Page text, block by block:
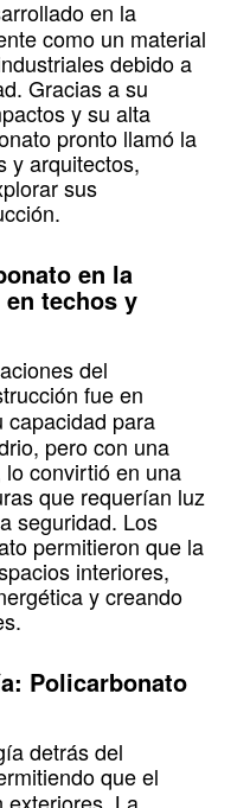
en la
como un material
debido a
Gracias a su
y su alta
pronto llamó la
y arquitectos,
sus
en la
techos y
del
fue en
capacidad para
pero con una
convirtió en una
que requerían luz
seguridad. Los
permitieron que la
interiores,
y creando
Policarbonato
detrás del
que el